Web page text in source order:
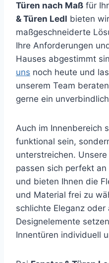
Türen nach Maß für
& Türen Ledl bieten
maßgeschneiderte
Ihre Anforderungen
Hauses abgestimmt
uns noch heute und
unserem Team
gerne ein
Auch im Innenbereich
funktional sein,
unterstreichen. Unsere
passen sich perfekt
und bieten Ihnen die
und Material frei zu
schlichte Eleganz oder
Designelemente
Innentüren individuell